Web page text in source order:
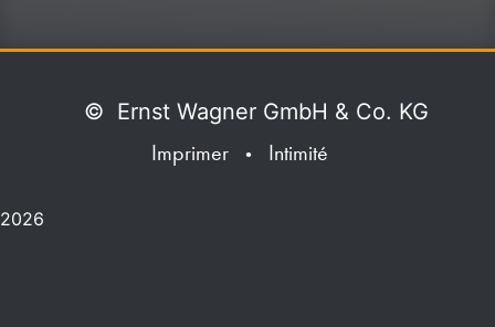
© Ernst Wagner GmbH & Co. KG
Imprimer
• Intimité
2026